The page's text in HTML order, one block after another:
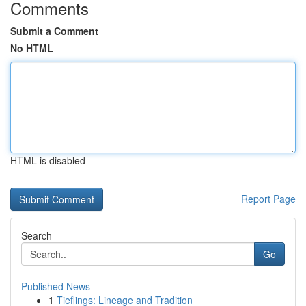
Comments
Submit a Comment
No HTML
HTML is disabled
Report Page
Search
Go
Published News
1 Tieflings: Lineage and Tradition